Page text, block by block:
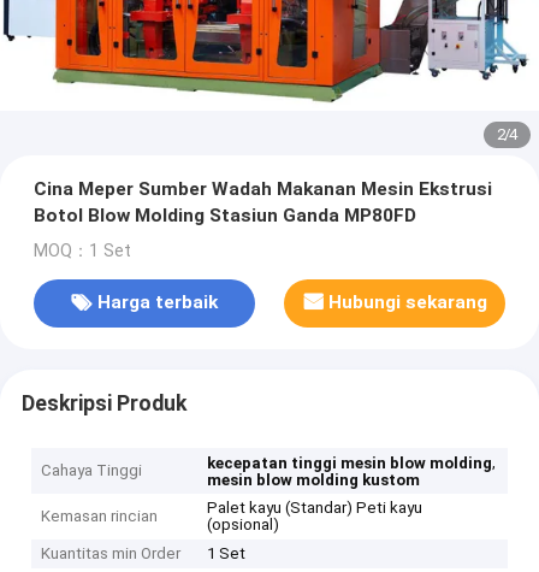
2/4
Cina Meper Sumber Wadah Makanan Mesin Ekstrusi
Botol Blow Molding Stasiun Ganda MP80FD
MOQ：1 Set
Harga terbaik Hubungi sekarang
Deskripsi Produk
Cahaya Tinggi kecepatan tinggi mesin blow molding,
mesin blow molding kustom
Kemasan rincian
Palet kayu (Standar) Peti kayu
(opsional)
Kuantitas min Order
1 Set